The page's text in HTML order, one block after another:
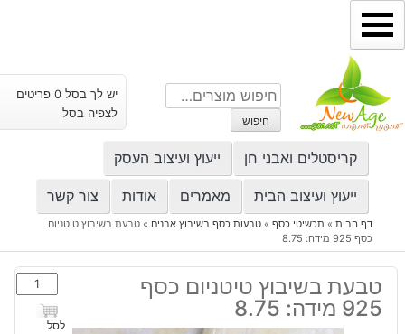
דילוג
לתוכן
חיפוש
עבור:
חיפוש
יש לך בסל 0 פריטים
לצפיה בסל
קריסטלים ואבני חן ייעוץ ועיצוב העסק
ייעוץ ועיצוב הבית מאמרים אודות צור קשר
דף הבית» תכשיטי כסף» טבעות כסף בשיבוץ אבנים » טבעת בשיבוץ טיטניום
כסף 925 מידה: 8.75
טבעת בשיבוץ טיטניום כסף
925 מידה: 8.75
כמות
של
טבעת
לסל